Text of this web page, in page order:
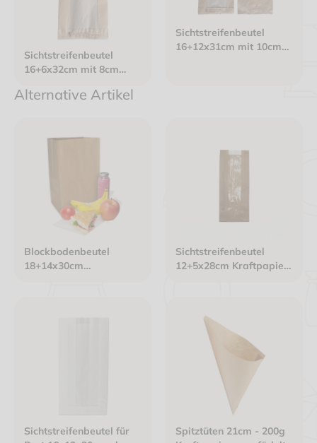
Sichtstreifenbeutel
16+6x32cm mit 8cm
Pergaminfenster
Sichtstreifenbeutel
16+12x31cm mit 10cm
Alternative Artikel
Blockbodenbeutel
18+14x30cm
Sichtstreifenbeutel
12+5x28cm Kraftpapier
Sichtstreifenbeutel für
Spitztüten 21cm - 200g